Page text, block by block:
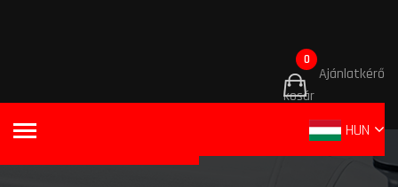
Ajánlatkérő
kosár
0
HUN